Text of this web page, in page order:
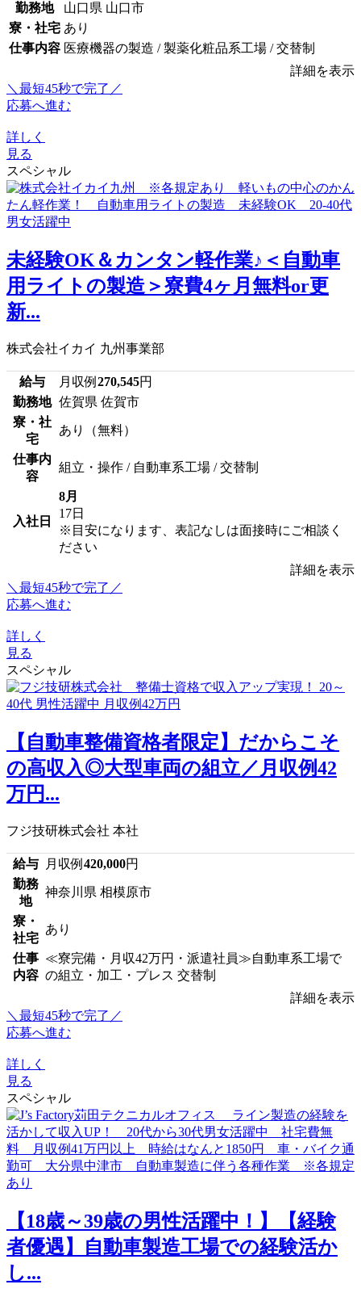
勤務地
山口県 山口市
寮・社宅 あり
仕事内容 医療機器の製造 / 製薬化粧品系工場 / 交替制
詳細を表示
＼最短45秒で完了／
応募へ進む
詳しく
見る
スペシャル
未経験OK＆カンタン軽作業♪＜自動車
用ライトの製造＞寮費4ヶ月無料or更
新...
株式会社イカイ 九州事業部
給与 月収例 270,545円
勤務地 佐賀県 佐賀市
寮・社
宅
あり（無料）
仕事内
容
組立・操作 / 自動車系工場 / 交替制
入社日
8月
17日
※目安になります、表記なしは面接時にご相談く
ださい
詳細を表示
＼最短45秒で完了／
応募へ進む
詳しく
見る
スペシャル
【自動車整備資格者限定】だからこそ
の高収入◎大型車両の組立／月収例42
万円...
フジ技研株式会社 本社
給与 月収例 420,000円
勤務
地
神奈川県 相模原市
寮・
社宅
あり
仕事
内容
≪寮完備・月収42万円・派遣社員≫自動車系工場で
の組立・加工・プレス 交替制
詳細を表示
＼最短45秒で完了／
応募へ進む
詳しく
見る
スペシャル
【18歳～39歳の男性活躍中！】【経験
者優遇】自動車製造工場での経験活か
し...